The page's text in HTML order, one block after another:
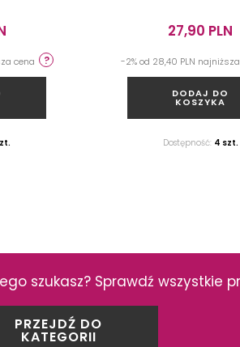
cena
27,90 PLN
-2% od 28,40 PLN
DODAJ DO
KOSZYKA
Dostępność: 4 szt.
szukasz? Sprawdź wszystkie
PRZEJDŹ DO
KATEGORII